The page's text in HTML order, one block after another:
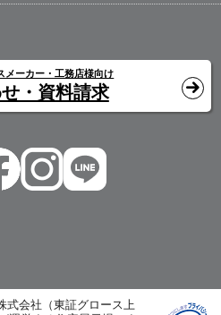
メーカー・工務店様向け
・資料請求
式会社（東証グロース上